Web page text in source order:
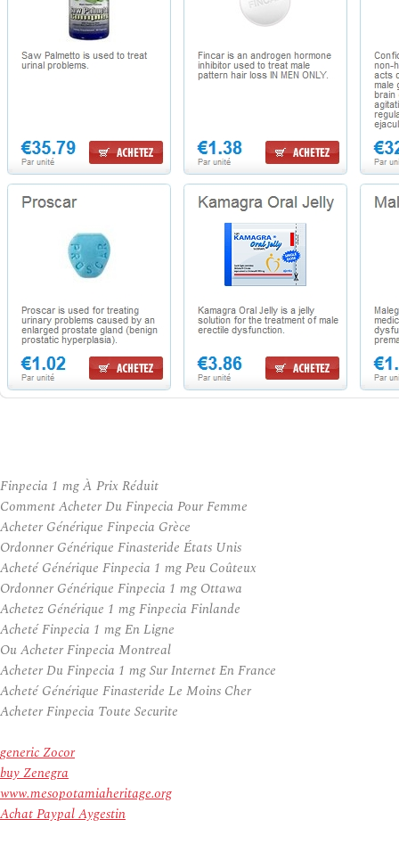
Finpecia 1 mg À Prix Réduit
Comment Acheter Du Finpecia Pour Femme
Acheter Générique Finpecia Grèce
Ordonner Générique Finasteride États Unis
Acheté Générique Finpecia 1 mg Peu Coûteux
Ordonner Générique Finpecia 1 mg Ottawa
Achetez Générique 1 mg Finpecia Finlande
Acheté Finpecia 1 mg En Ligne
Ou Acheter Finpecia Montreal
Acheter Du Finpecia 1 mg Sur Internet En France
Acheté Générique Finasteride Le Moins Cher
Acheter Finpecia Toute Securite
generic Zocor
buy Zenegra
www.mesopotamiaheritage.org
Achat Paypal Aygestin